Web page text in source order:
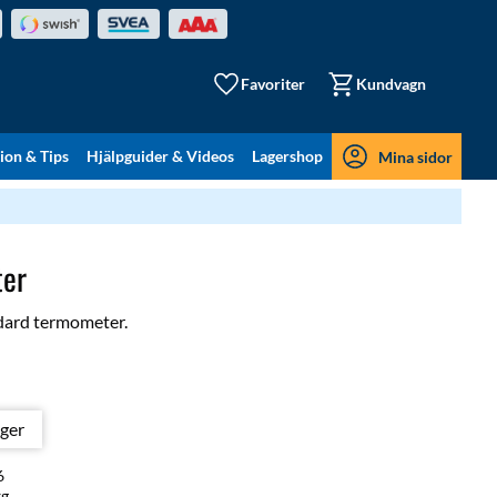
Favoriter Kundvagn
& Tips Hjälpguider & Videos Lagershop Mina sidor
termometer.